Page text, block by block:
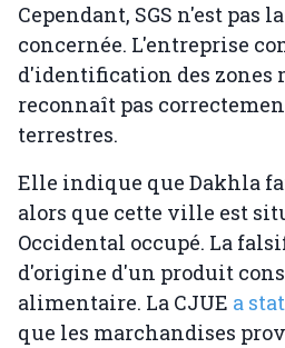
Cependant, SGS n'est pas
concernée. L'entreprise
d'identification des zones
reconnaît pas
terrestres.
Elle indique que Dakhla
alors que cette ville est
Occidental occupé. La
d'origine d'un produit
alimentaire. La CJUE a
que les marchandises